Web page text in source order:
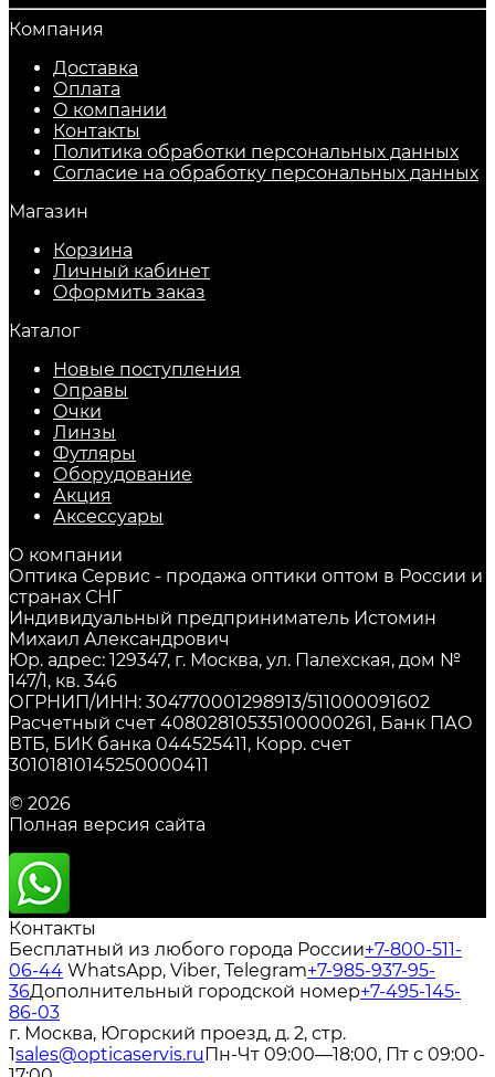
Компания
Доставка
Оплата
О компании
Контакты
Политика обработки персональных данных
Согласие на обработку персональных данных
Магазин
Корзина
Личный кабинет
Оформить заказ
Каталог
Новые поступления
Оправы
Очки
Линзы
Футляры
Оборудование
Акция
Аксессуары
О компании
Оптика Сервис - продажа оптики оптом в России и
странах СНГ
Индивидуальный предприниматель Истомин
Михаил Александрович
Юр. адрес: 129347, г. Москва, ул. Палехская, дом №
147/1, кв. 346
ОГРНИП/ИНН: 304770001298913/511000091602
Расчетный счет 40802810535100000261, Банк ПАО
ВТБ, БИК банка 044525411, Корр. счет
30101810145250000411
© 2026
Полная версия сайта
Контакты
Бесплатный из любого города России+7-800-511-
06-44 WhatsApp, Viber, Telegram+7-985-937-95-
36Дополнительный городской номер+7-495-145-
86-03
г. Москва, Югорский проезд, д. 2, стр.
1sales@opticaservis.ruПн-Чт 09:00—18:00, Пт с 09:00-